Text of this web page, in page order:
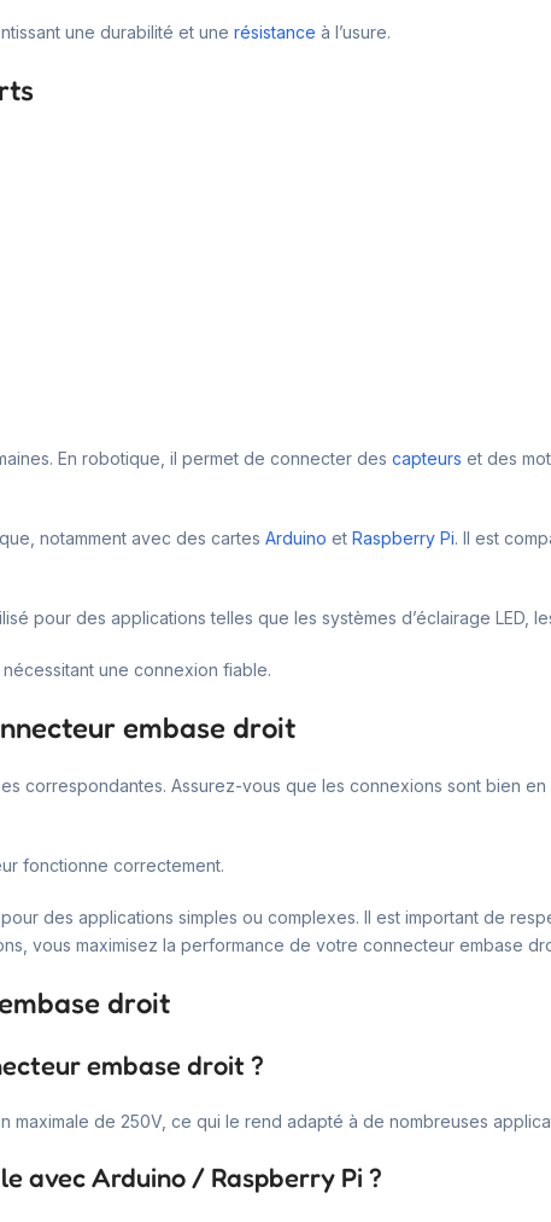
une durabilité et une résistance à l’usure.
En robotique, il permet de connecter des capteurs et des
notamment avec des cartes Arduino et Raspberry Pi. Il est
pour des applications telles que les systèmes d’éclairage LED,
une connexion fiable.
embase droit
correspondantes. Assurez-vous que les connexions sont bien
fonctionne correctement.
des applications simples ou complexes. Il est important de
vous maximisez la performance de votre connecteur embase
droit
embase droit ?
maximale de 250V, ce qui le rend adapté à de nombreuses
avec Arduino / Raspberry Pi ?